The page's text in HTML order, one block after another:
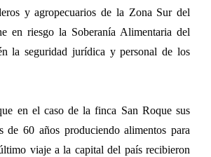
y agropecuarios de la Zona Sur del
en riesgo la Soberanía Alimentaria del
la seguridad jurídica y personal de los
en el caso de la finca San Roque sus
de 60 años produciendo alimentos para
viaje a la capital del país recibieron